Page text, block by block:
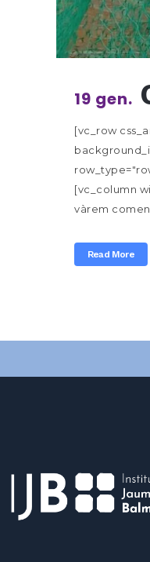
19 gen.
[vc_row
[vc_column
vàrem
Read More